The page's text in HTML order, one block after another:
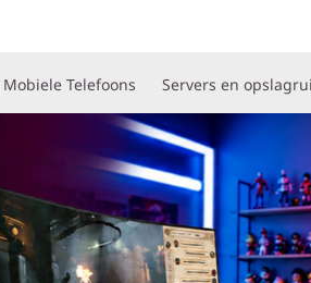
Mobiele Telefoons Servers en